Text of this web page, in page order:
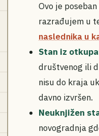
Ovo je
razrađujem u
naslednika u
Stan iz
društvenog ili
nisu do kraja
davno izvršen.
Neuknjižen
novogradnja